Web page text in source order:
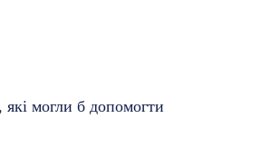
могли б допомогти